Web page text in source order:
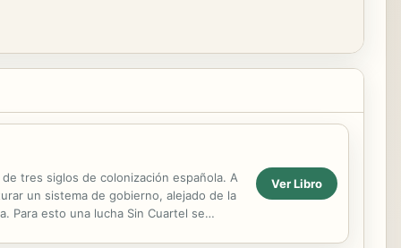
tres siglos de colonización española. A
un sistema de gobierno, alejado de la
Para esto una lucha Sin Cuartel se
Ver Libro